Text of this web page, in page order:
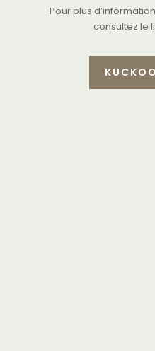
Pour plus
consultez le